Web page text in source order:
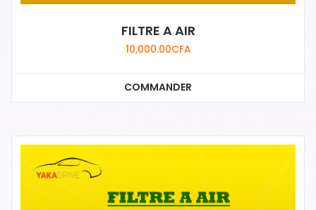
FILTRE A AIR
10,000.00CFA
COMMANDER